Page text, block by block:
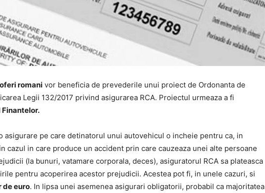
romani vor beneficia de prevederile unui proiect de Ordonanta de
Legii 132/2017 privind asigurarea RCA. Proiectul urmeaza a fi
asigurare pe care detinatorul unui autovehicul o incheie pentru ca, in
cazul in care produce un accident prin care cauzeaza unei alte persoane
(la bunuri, vatamare corporala, deces), asiguratorul RCA sa plateasca
pentru acoperirea acestor prejudicii. Acestea pot fi, in unele cazuri, si
de euro. In lipsa unei asemenea asigurari obligatorii, probabil ca majoritatea